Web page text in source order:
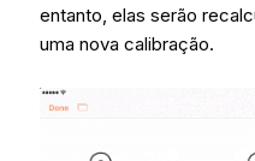
entanto, elas serão
uma nova calibração.